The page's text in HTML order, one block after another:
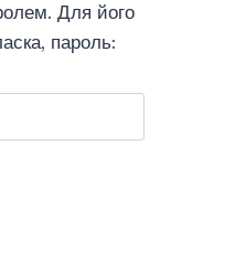
Для його
пароль: